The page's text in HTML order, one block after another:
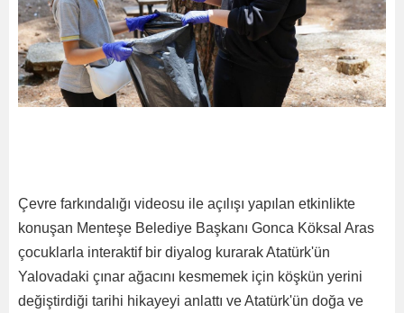
Çevre farkındalığı videosu ile açılışı yapılan etkinlikte
konuşan Menteşe Belediye Başkanı Gonca Köksal Aras
çocuklarla interaktif bir diyalog kurarak Atatürk'ün
Yalovadaki çınar ağacını kesmemek için köşkün yerini
değiştirdiği tarihi hikayeyi anlattı ve Atatürk'ün doğa ve